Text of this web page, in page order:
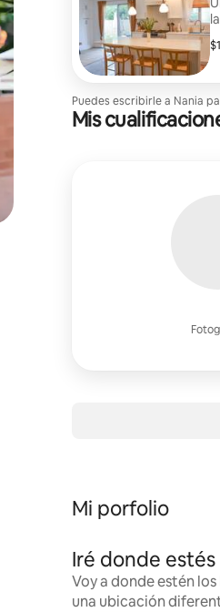
,
Puedes escribirle a Nania
Mis
Mi porfolio
Iré donde estés
Voy a donde estén
una ubicación